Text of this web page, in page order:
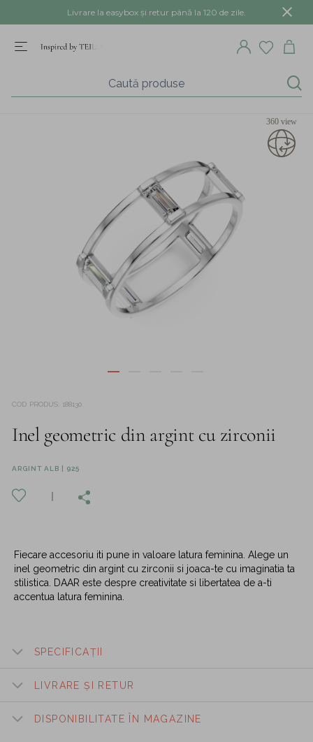
Livrare la easybox și retur până la 120 de zile.
360 view
COD PRODUS 188130
Inel geometric din argint cu zirconii
ARGINT ALB | 925
Fiecare accesoriu iti pune in valoare latura feminina. Alege un
inel geometric din argint cu zirconii si joaca-te cu imaginatia ta
stilistica. DAAR este despre creativitate si libertatea de a-ti
accentua latura feminina.
SPECIFICAȚII
LIVRARE ȘI RETUR
DISPONIBILITATE ÎN MAGAZINE